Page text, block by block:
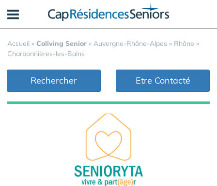
Accueil » Coliving Senior » Auvergne-Rhône-Alpes » Rhône »
Charbonnières-les-Bains
Rechercher Etre Contacté